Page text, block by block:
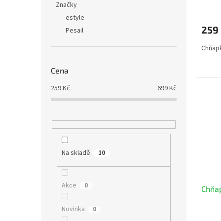
Značky
estyle
Pesail
Cena
259Kč 699Kč
Na skladě 10
Akce 0
Novinka 0
259